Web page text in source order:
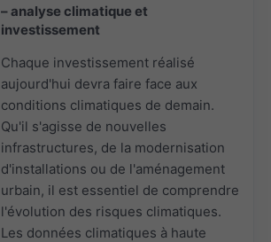
– analyse climatique et
investissement
Chaque investissement réalisé
aujourd'hui devra faire face aux
conditions climatiques de demain.
Qu'il s'agisse de nouvelles
infrastructures, de la modernisation
d'installations ou de l'aménagement
urbain, il est essentiel de comprendre
l'évolution des risques climatiques.
Les données climatiques à haute